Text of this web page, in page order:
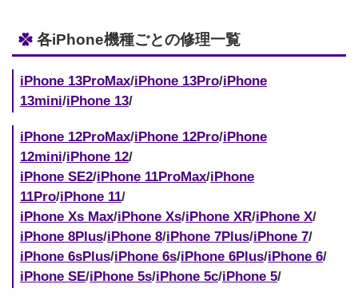
各iPhone機種ごとの修理一覧
iPhone 13ProMax/iPhone 13Pro/iPhone
13mini/iPhone 13/
iPhone 12ProMax/iPhone 12Pro/iPhone
12mini/iPhone 12/
iPhone SE2/iPhone 11ProMax/iPhone
11Pro/iPhone 11/
iPhone Xs Max/iPhone Xs/iPhone XR/iPhone X/
iPhone 8Plus/iPhone 8/iPhone 7Plus/iPhone 7/
iPhone 6sPlus/iPhone 6s/iPhone 6Plus/iPhone 6/
iPhone SE/iPhone 5s/iPhone 5c/iPhone 5/